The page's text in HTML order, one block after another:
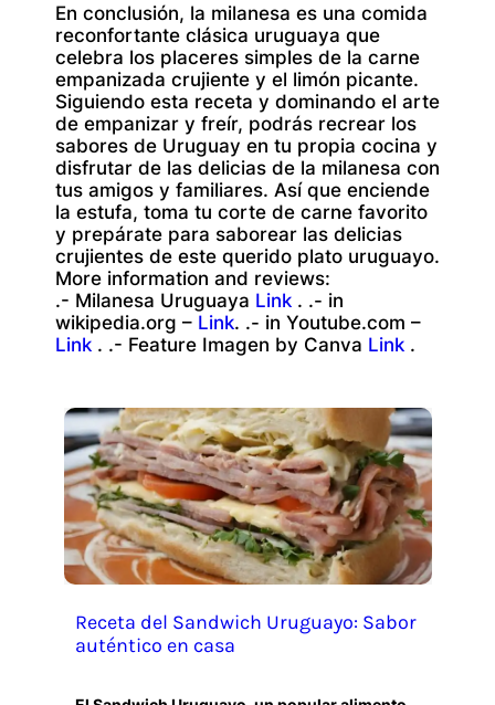
En conclusión, la milanesa es una comida
reconfortante clásica uruguaya que
celebra los placeres simples de la carne
empanizada crujiente y el limón picante.
Siguiendo esta receta y dominando el arte
de empanizar y freír, podrás recrear los
sabores de Uruguay en tu propia cocina y
disfrutar de las delicias de la milanesa con
tus amigos y familiares. Así que enciende
la estufa, toma tu corte de carne favorito
y prepárate para saborear las delicias
crujientes de este querido plato uruguayo.
More information and reviews:
.- Milanesa Uruguaya Link . .- in
wikipedia.org – Link. .- in Youtube.com –
Link . .- Feature Imagen by Canva Link .
Receta del Sandwich Uruguayo: Sabor
auténtico en casa